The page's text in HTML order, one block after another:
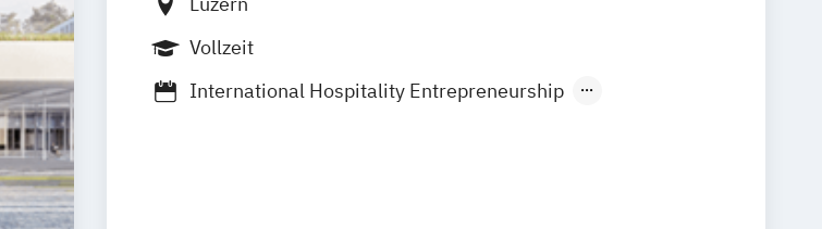
Vollzeit
International Hospitality Entrepreneurship